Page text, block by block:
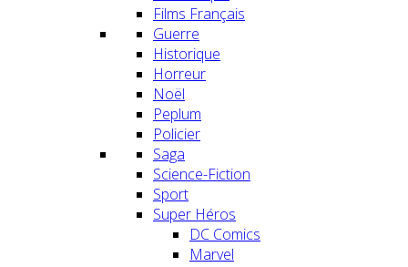
Films Français
Guerre
Historique
Horreur
Noël
Peplum
Policier
Saga
Science-Fiction
Sport
Super Héros
DC Comics
Marvel